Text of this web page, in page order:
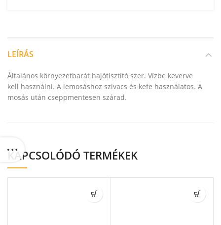
LEÍRÁS
Általános környezetbarát hajótisztító szer. Vízbe keverve
kell használni. A lemosáshoz szivacs és kefe használatos. A
mosás után cseppmentesen szárad.
KAPCSOLÓDÓ TERMÉKEK